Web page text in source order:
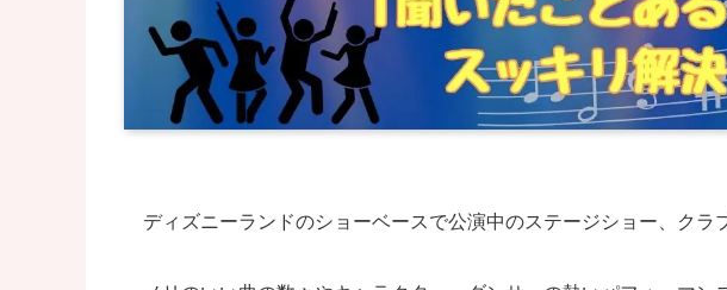
ディズニーランドのショーベースで公演中のステージショー、クラ